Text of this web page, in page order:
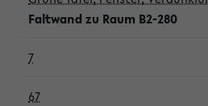
Faltwand zu Raum B2-280
7
67